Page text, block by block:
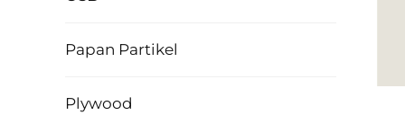
Papan Partikel
Plywood